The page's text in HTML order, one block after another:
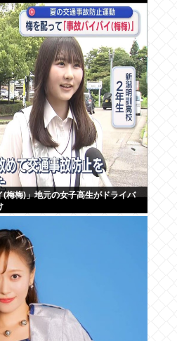
梅梅)」地元の女子高生がドライバ